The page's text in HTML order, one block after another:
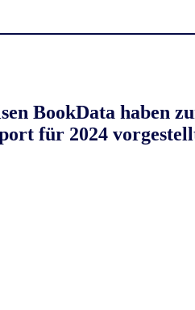
BookData haben
für 2024